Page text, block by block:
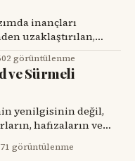
değil; insanın
adıdır.
inançları
uzaklaştırılan,
ve tarihin başka
düşen iki
Kars’ın
eve, ahşap bir
değirmenine veya
görüntülenme
ve Sürmeli
yenilgisinin değil,
hafızaların ve
Savaş bitmiş
öfke, açlık,
görüntülenme